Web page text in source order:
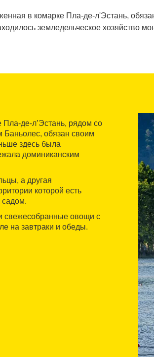
в комарке Пла-де-л'Эстань,
земледельческое хозяйство
Пла-де-л’Эстань, рядом со
обязан своим
здесь была
доминиканским
а другая
которой есть
садом.
свежесобранные овощи с
на завтраки и обеды.